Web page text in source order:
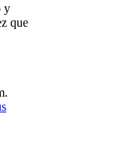
y
que